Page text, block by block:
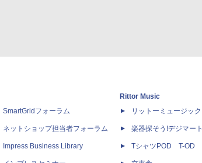
SmartGridフォーラム
ネットショップ担当者フォーラム
Impress Business Library
Rittor Music
リットーミュージック
楽器探そう!デジマート
TシャツPOD T-OD